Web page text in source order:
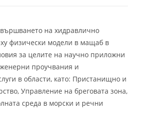
на хидравлично
физически модели в мащаб в
за целите на научно приложни
проучвания и
в области, като: Пристанищно и
Управление на бреговата зона,
среда в морски и речни